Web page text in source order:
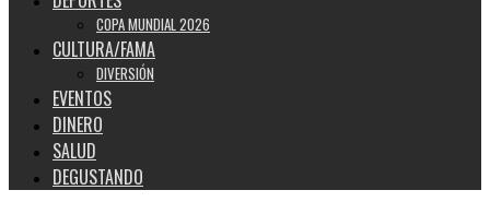
COPA MUNDIAL 2026
CULTURA/FAMA
DIVERSIÓN
EVENTOS
DINERO
SALUD
DEGUSTANDO